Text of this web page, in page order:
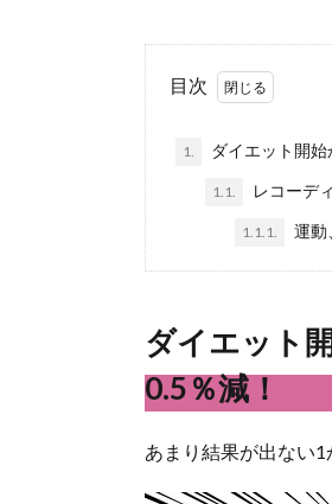
目次
1. ダイエット開
1.1. レコーデ
1.1.1. 運動
ダイエット
0.5％減！
あまり結果が出ない1